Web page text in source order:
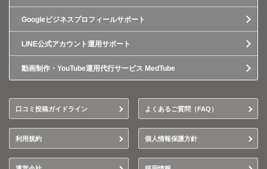
Googleビジネスプロフィールサポート
LINE公式アカウント運用サポート
動画制作・YouTube運用代行サービス MedTube
口コミ投稿ガイドライン よくあるご質問（FAQ）
利用規約 個人情報保護方針